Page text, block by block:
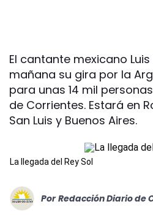
El cantante mexicano
mañana su gira por la
para unas 14 mil
de Corrientes. Estará en
San Luis y Buenos Aires.
La llegada del Rey Sol
Por Redacción Diario de